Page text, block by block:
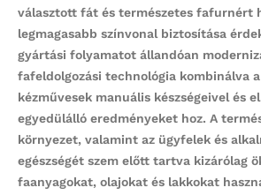
választott fát és természetes fafurnért
legmagasabb színvonal biztosítása
gyártási folyamatot állandóan
fafeldolgozási technológia kombinálva
kézművesek manuális készségeivel és
egyedülálló eredményeket hoz. A
környezet, valamint az ügyfelek és
egészségét szem előtt tartva kizárólag
faanyagokat, olajokat és lakkokat